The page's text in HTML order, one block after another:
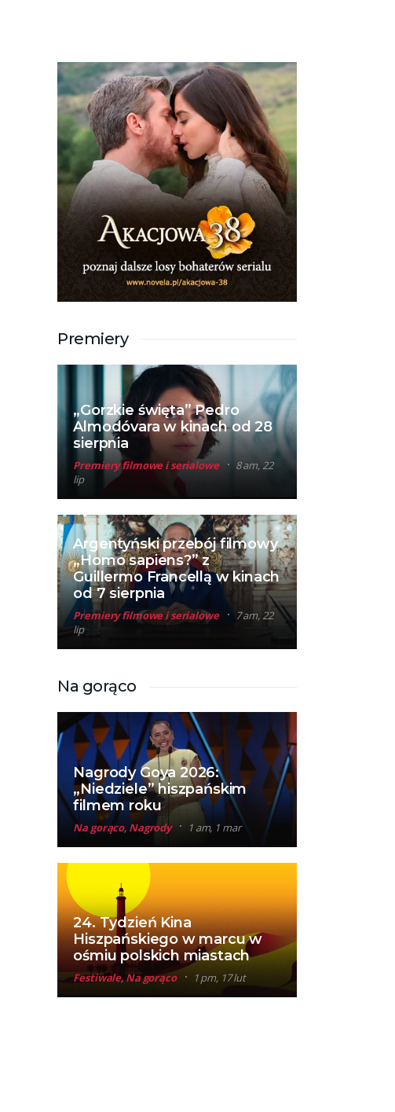
Premiery
„Gorzkie święta” Pedro
Almodóvara w kinach od 28
sierpnia
Premiery filmowe i serialowe
8 am, 22
lip
Argentyński przebój filmowy
„Homo sapiens?” z
Guillermo Francellą w kinach
od 7 sierpnia
Premiery filmowe i serialowe
7 am, 22
lip
Na gorąco
Nagrody Goya 2026:
„Niedziele” hiszpańskim
filmem roku
Na gorąco, Nagrody 1 am, 1 mar
24. Tydzień Kina
Hiszpańskiego w marcu w
ośmiu polskich miastach
Festiwale, Na gorąco 1 pm, 17 lut